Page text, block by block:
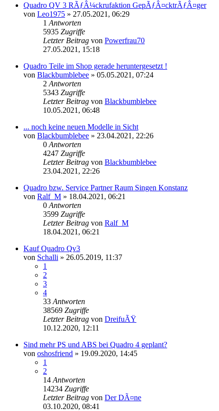
Quadro QV 3 RÃƒÂ¼ckrufaktion GepÃƒÂ¤cktrÃƒÂ¤ger
von Leo1975 » 27.05.2021, 06:29
1 Antworten
5935 Zugriffe
Letzter Beitrag von Powerfrau70
27.05.2021, 15:18
Quadro Teile im Shop gerade heruntergesetzt !
von Blackbumblebee » 05.05.2021, 07:24
2 Antworten
5343 Zugriffe
Letzter Beitrag von Blackbumblebee
10.05.2021, 06:48
... noch keine neuen Modelle in Sicht
von Blackbumblebee » 23.04.2021, 22:26
0 Antworten
4247 Zugriffe
Letzter Beitrag von Blackbumblebee
23.04.2021, 22:26
Quadro bzw. Service Partner Raum Singen Konstanz
von Ralf_M » 18.04.2021, 06:21
0 Antworten
3599 Zugriffe
Letzter Beitrag von Ralf_M
18.04.2021, 06:21
Kauf Quadro Qv3
von Schalli » 26.05.2019, 11:37
1
2
3
4
33 Antworten
38569 Zugriffe
Letzter Beitrag von DreifuÃŸ
10.12.2020, 12:11
Sind mehr PS und ABS bei Quadro 4 geplant?
von oshosfriend » 19.09.2020, 14:45
1
2
14 Antworten
14234 Zugriffe
Letzter Beitrag von Der DÃ¤ne
03.10.2020, 08:41